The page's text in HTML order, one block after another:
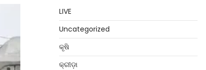
LIVE
Uncategorized
କୃଷି
କ୍ରୀଡ଼ା